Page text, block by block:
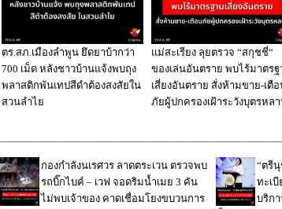
ตร.สภ.เมืองลำพูน ยึดยาบ้ากว่า
700 เม็ด หลังชาวบ้านแจ้งพบถุง
พลาสติกพันเทปสีดำต้องสงสัยใน
สวนลำไย
แม่สะเรียง ลุยตรวจ “สกุชชี่“
ของเล่นอันตราย พบไร้มาตร
เสี่ยงอันตราย สั่งห้ามขาย-เตื
ภัยผู้ปกครองเฝ้าระวังบุตรหล
กองกำลังนเรศวร ลาดตระเวน ตรวจพบ
รถบิ๊กไบค์ – เวฟ จอดริมน้ำเมย 3 คัน
ไม่พบเจ้าของ คาดเชื่อมโยงขบวนการ
“ตรีนุ
ทะเ
บริกา